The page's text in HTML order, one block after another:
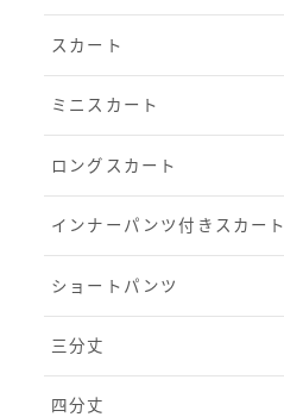
スカート
ミニスカート
ロングスカート
インナーパンツ付きスカート
ショートパンツ
三分丈
四分丈